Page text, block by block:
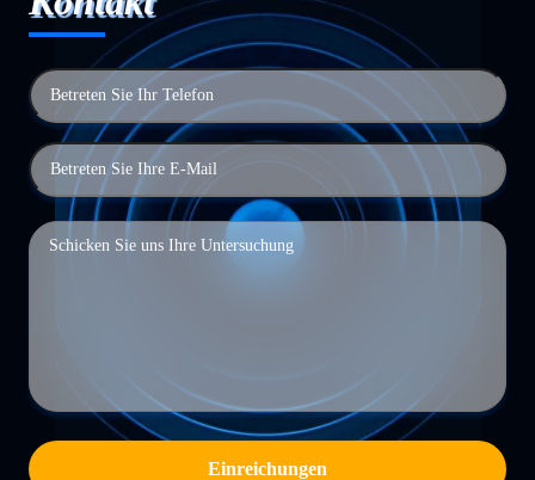
Einreichungen